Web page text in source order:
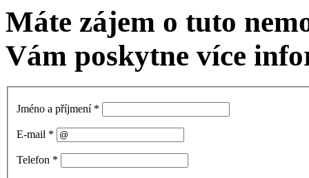
Máte zájem o tuto
Vám poskytne více
Jméno a příjmení *
E-mail *
Telefon *